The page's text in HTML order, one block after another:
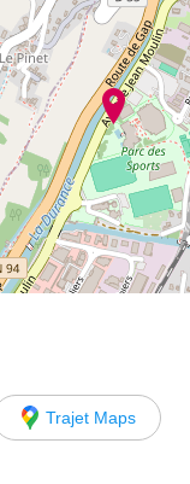
Trajet Maps